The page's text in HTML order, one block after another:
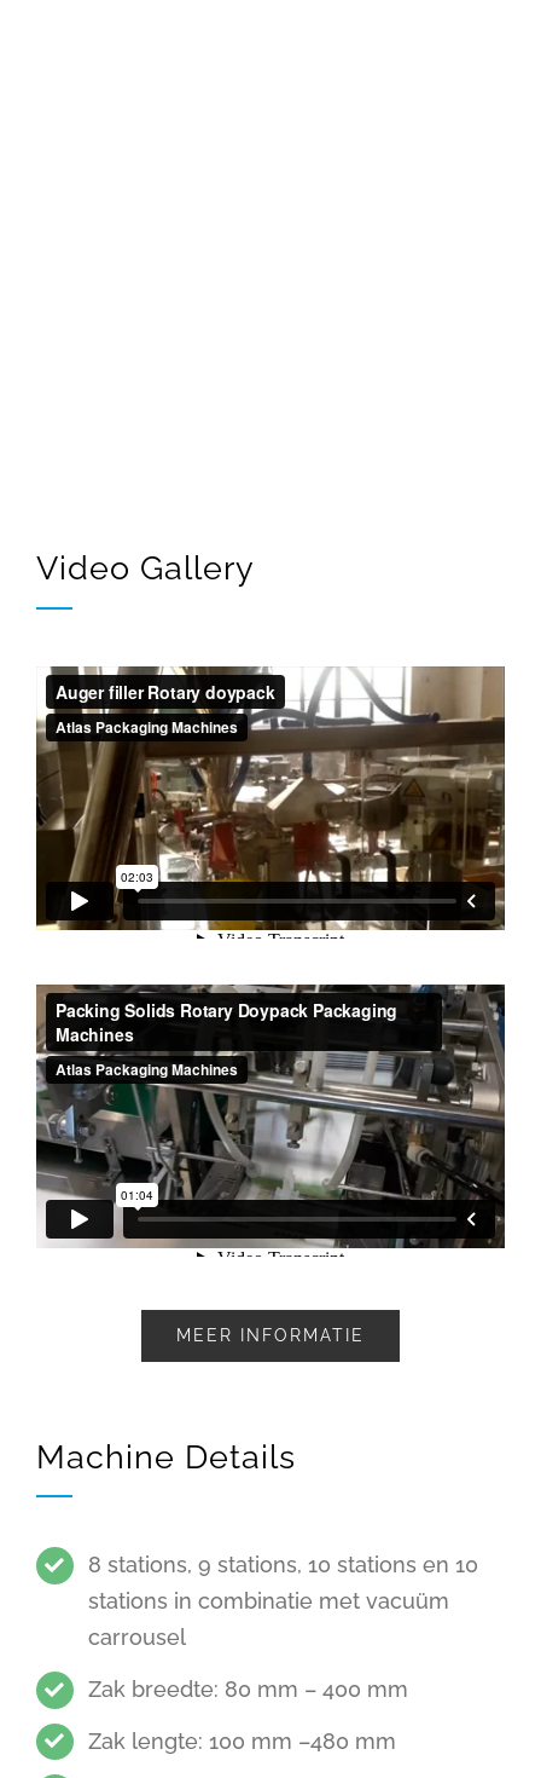
Video Gallery
MEER INFORMATIE
Machine Details
8 stations, 9 stations, 10 stations en 10
stations in combinatie met vacuüm
carrousel
Zak breedte: 80 mm – 400 mm
Zak lengte: 100 mm –480 mm